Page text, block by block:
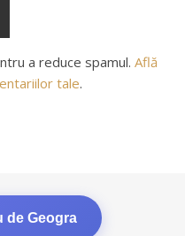
a reduce spamul. Află
tale.
de Geogra